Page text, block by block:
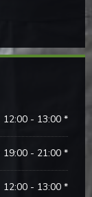
12:00 - 13:00 *
19:00 - 21:00 *
12:00 - 13:00 *